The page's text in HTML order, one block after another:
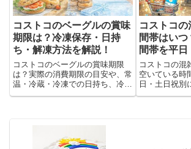
コストコのベーグルの賞味
期限は？冷凍保存・日持
ち・解凍方法を解説！
コストコのベーグルの賞味期限
は？実際の消費期限の目安や、常
温・冷蔵・冷凍での日持ち、冷凍
保存のコツ、解凍方法まで分かり
コストコ
間帯はい
間帯を平
説
コストコの混
空いている時
日・土日祝別
説。土日混雑